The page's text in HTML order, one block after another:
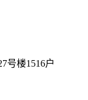
号楼1516户